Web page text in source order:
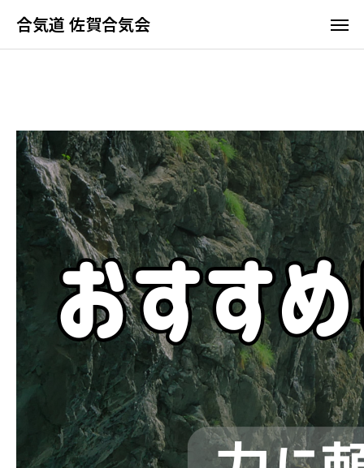
合気道 佐賀合気会
合気道 佐賀合気会
佐賀合気会の特長
よくあるご質問
アクセス
合気道って何？
佐賀合気会の特長
稽古時間と料金
よくあるご質問
お問い合わせ 見学・体験